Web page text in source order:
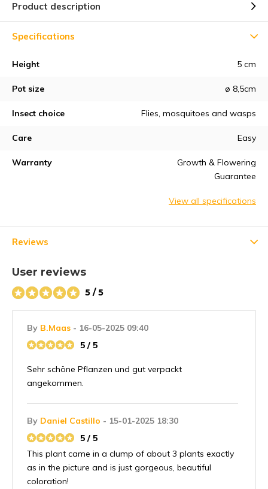
Product description
Specifications
Height 5 cm
Pot size ø 8,5cm
Insect choice Flies, mosquitoes and wasps
Care Easy
Warranty
Growth & Flowering
Guarantee
View all specifications
Reviews
User reviews
5 / 5
By B.Maas - 16-05-2025 09:40
5 / 5
Sehr schöne Pflanzen und gut verpackt
angekommen.
By Daniel Castillo - 15-01-2025 18:30
5 / 5
This plant came in a clump of about 3 plants exactly
as in the picture and is just gorgeous, beautiful
coloration!